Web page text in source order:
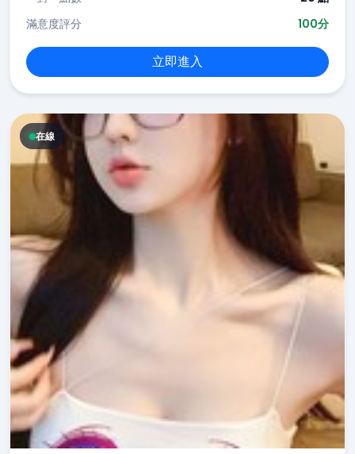
滿意度評分
100分
立即進入
在線